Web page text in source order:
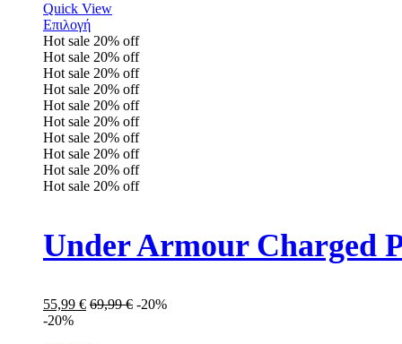
Quick View
Επιλογή
Hot sale 20% off
Hot sale 20% off
Hot sale 20% off
Hot sale 20% off
Hot sale 20% off
Hot sale 20% off
Hot sale 20% off
Hot sale 20% off
Hot sale 20% off
Hot sale 20% off
Under Armour Charged
55,99 € 69,99€ -20%
-20%